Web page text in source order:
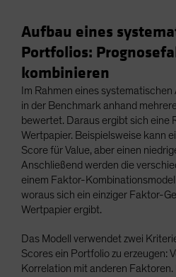
Aufbau eines
Portfolios:
kombinieren
Im Rahmen eines
in der Benchmark anhand
bewertet. Daraus ergibt sich eine
Wertpapier. Beispielsweise kann
Score für Value, aber einen
Anschließend werden die
einem Faktor-
woraus sich ein einziger Faktor-
Wertpapier ergibt.
Das Modell verwendet zwei
Scores ein Portfolio zu erzeugen:
Korrelation mit anderen